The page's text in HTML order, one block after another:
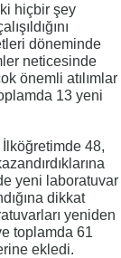
hiçbir şey
döneminde
neticesinde
önemli atılımlar
13 yeni
48,
yeni laboratuvar
dikkat
yeniden
toplamda 61
ekledi.